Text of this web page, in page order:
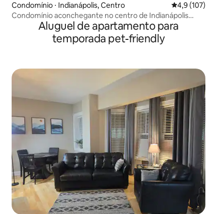
Condomínio ⋅ Indianápolis, Centro 4,9 de uma
4,9 (107)
Condomínio aconchegante no centro de Indianápolis
*Estacionamento gratuito*
Aluguel de apartamento para
temporada pet-friendly